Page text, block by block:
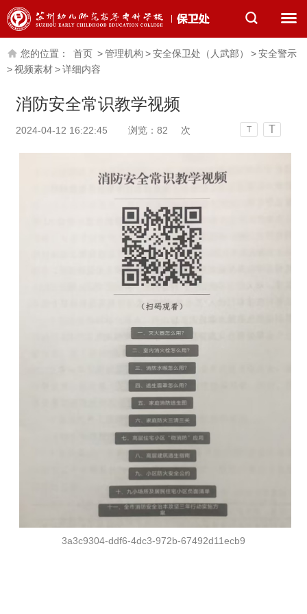
您的位置： 首页 >管理机构 >安全保卫处（人武部） >安全警示
>视频素材>详细内容
消防安全常识教学视频
2024-04-12 16:22:45 浏览： 82 次 T T
3a3c9304-ddf6-4dc3-972b-67492d11ecb9